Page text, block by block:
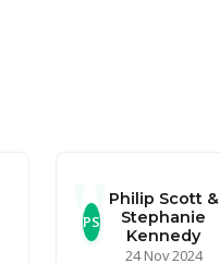
PS
Philip Scott &
Stephanie
Kennedy
24 Nov 2024